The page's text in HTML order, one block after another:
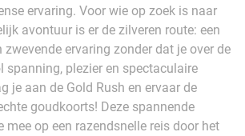
ervaring. Voor wie op zoek is naar
avontuur is er de zilveren route: een
zwevende ervaring zonder dat je over de
spanning, plezier en spectaculaire
je aan de Gold Rush en ervaar de
goudkoorts! Deze spannende
mee op een razendsnelle reis door het